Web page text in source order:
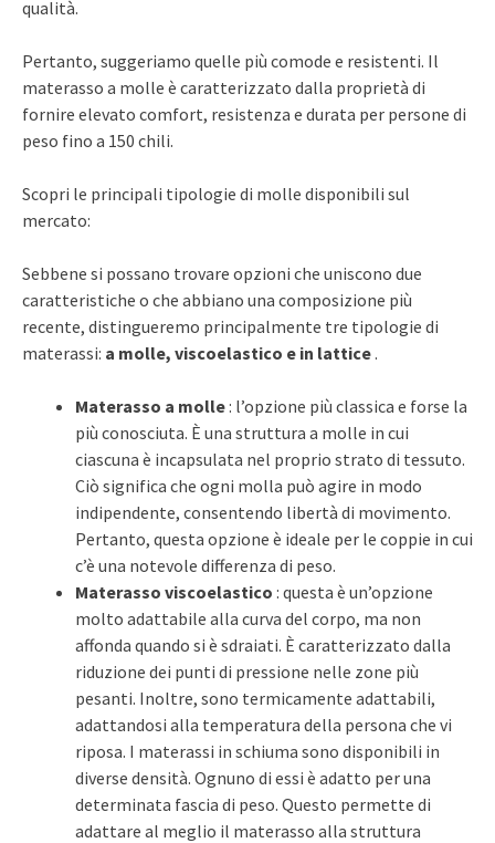
qualità.
Pertanto, suggeriamo quelle più comode e resistenti. Il
materasso a molle è caratterizzato dalla proprietà di
fornire elevato comfort, resistenza e durata per persone di
peso fino a 150 chili.
Scopri le principali tipologie di molle disponibili sul
mercato:
Sebbene si possano trovare opzioni che uniscono due
caratteristiche o che abbiano una composizione più
recente, distingueremo principalmente tre tipologie di
materassi: a molle, viscoelastico e in lattice.
Materasso a molle: l’opzione più classica e forse la
più conosciuta. È una struttura a molle in cui
ciascuna è incapsulata nel proprio strato di tessuto.
Ciò significa che ogni molla può agire in modo
indipendente, consentendo libertà di movimento.
Pertanto, questa opzione è ideale per le coppie in cui
c’è una notevole differenza di peso.
Materasso viscoelastico : questa è un’opzione
molto adattabile alla curva del corpo, ma non
affonda quando si è sdraiati. È caratterizzato dalla
riduzione dei punti di pressione nelle zone più
pesanti. Inoltre, sono termicamente adattabili,
adattandosi alla temperatura della persona che vi
riposa. I materassi in schiuma sono disponibili in
diverse densità. Ognuno di essi è adatto per una
determinata fascia di peso. Questo permette di
adattare al meglio il materasso alla struttura